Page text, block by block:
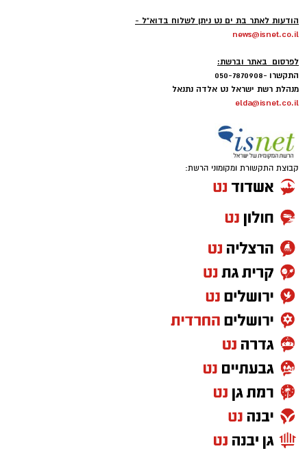
הודעות לאתר בת ים נט ניתן לשלוח בדוא"ל -
news@isnet.co.il
לפרסום באתר וברשת:
התקשרו -050-7870908
מנהלת רשת ישראל נט אלדה נתנאל
elda@isnet.co.il
קבוצת התקשורת ומקומוני הרשת: